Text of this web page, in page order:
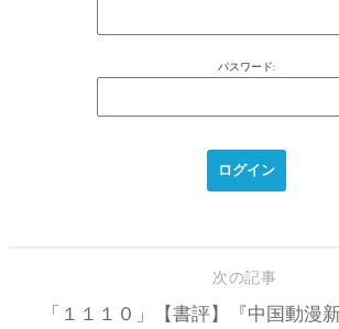
パスワード:
次の記事
「１１１０」【書評】『中国動漫